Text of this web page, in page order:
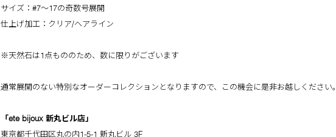
サイズ：#7～17の奇数号展開
仕上げ加工：クリア/ヘアライン
※天然石は1点もののため、数に限りがございます
通常展開のない特別なオーダーコレクションとなりますので、この機会に是非お越しください。
「ete bijoux 新丸ビル店」
東京都千代田区丸の内1-5-1 新丸ビル 3F